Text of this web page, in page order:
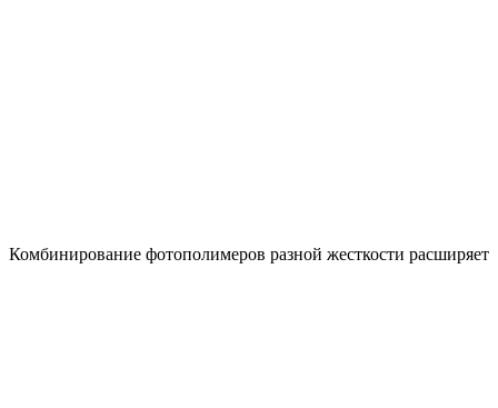
Комбинирование фотополимеров разной жесткости расширяет